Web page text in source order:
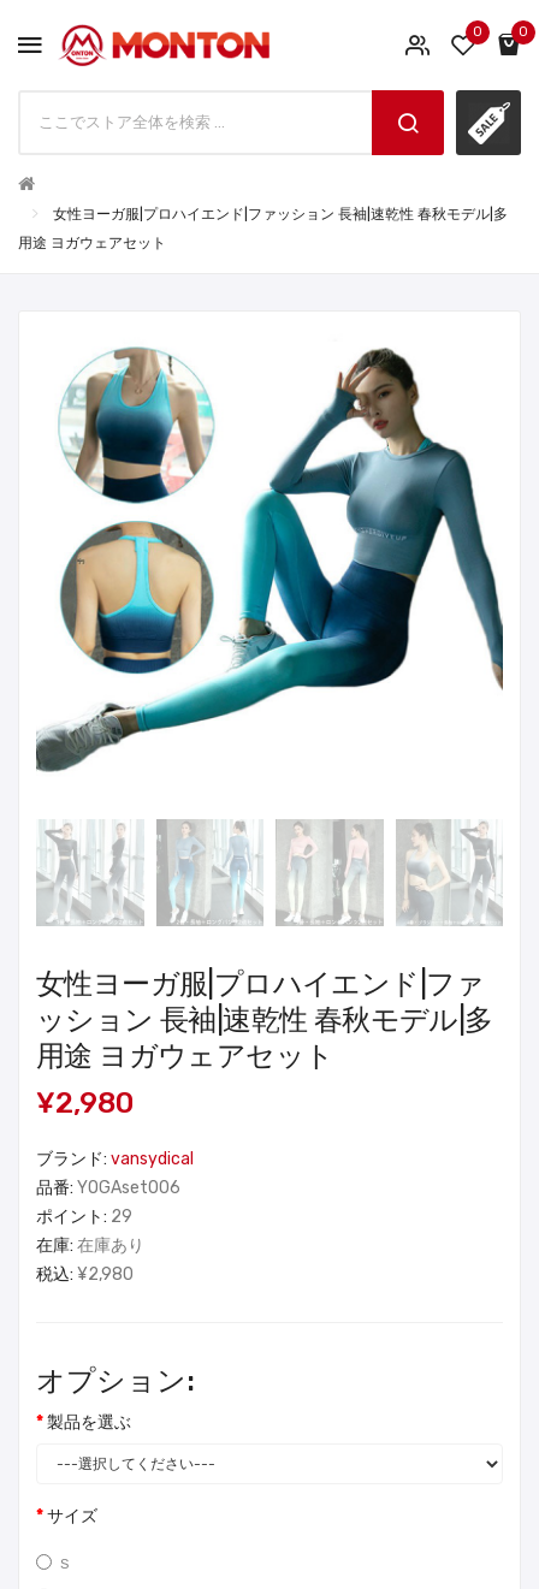
0 0
女性ヨーガ服|プロハイエンド|ファッション 長袖|速乾性 春秋モデル|多
用途 ヨガウェアセット
女性ヨーガ服|プロハイエンド|ファ
ッション 長袖|速乾性 春秋モデル|多
用途 ヨガウェアセット
¥2,980
ブランド: vansydical
品番: YOGAset006
ポイント: 29
在庫: 在庫あり
税込: ¥2,980
オプション:
製品を選ぶ
サイズ
S